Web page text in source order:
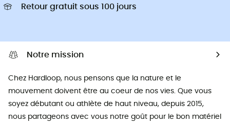
Retour gratuit sous 100 jours
Notre mission
Chez Hardloop, nous pensons que la nature et le
mouvement doivent être au coeur de nos vies. Que vous
soyez débutant ou athlète de haut niveau, depuis 2015,
nous partageons avec vous notre goût pour le bon matériel